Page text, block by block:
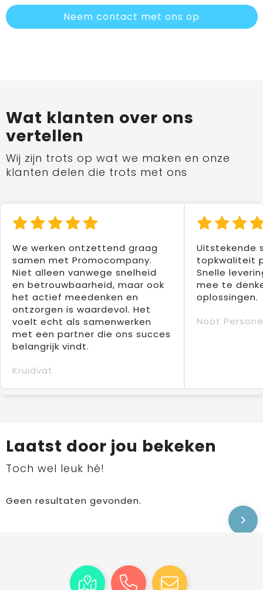
Neem contact met ons op
Wat klanten over ons
vertellen
Wij zijn trots op wat we maken en onze
klanten delen die trots met ons
We werken ontzettend graag
samen met Promocompany.
Niet alleen vanwege snelheid
en betrouwbaarheid, maar ook
het actief meedenken en
ontzorgen is waardevol. Het
voelt echt als samenwerken
met een partner die ons succes
belangrijk vindt.
Kruidvat
Uitstekende
topkwaliteit
Snelle
mee te
oplossingen.
Noot
Laatst door jou bekeken
Toch wel leuk hé!
Geen resultaten gevonden.